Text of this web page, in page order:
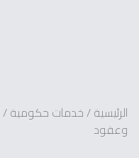
الرئيسية/خدمات حكومية/
وعقود